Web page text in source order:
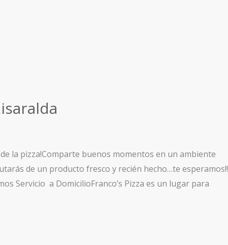
la pizza!Comparte buenos momentos en un ambiente
de un producto fresco y recién hecho…te esperamos!!
Servicio a DomicilioFranco’s Pizza es un lugar para